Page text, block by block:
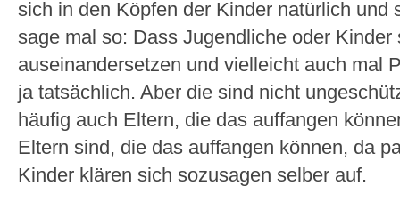
sich in den Köpfen der Kinder natürlich und
sage mal so: Dass Jugendliche oder
auseinandersetzen und vielleicht auch mal
ja tatsächlich. Aber die sind nicht
häufig auch Eltern, die das auffangen
Eltern sind, die das auffangen können, da
Kinder klären sich sozusagen selber auf.